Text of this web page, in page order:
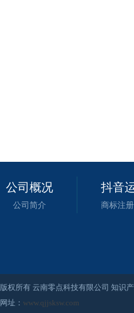
公司概况
公司简介
抖音
商标注册
版权所有 云南零点科技有限公司 知识
网址： www.qjjsksw.com